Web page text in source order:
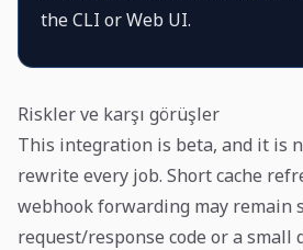
the CLI or Web UI.
Riskler ve karşı görüşler
This integration is beta, and it is
rewrite every job. Short cache
webhook forwarding may remain
request/response code or a small